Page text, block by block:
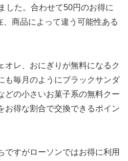
した。合わせて50円のお得に
商品によって違う可能性ある
オレ、おにぎりが無料になるク
も毎月のようにブラックサンダ
どの小さいお菓子系の無料クー
お得な割合で交換できるポイン
ですがローソンではお得に利用